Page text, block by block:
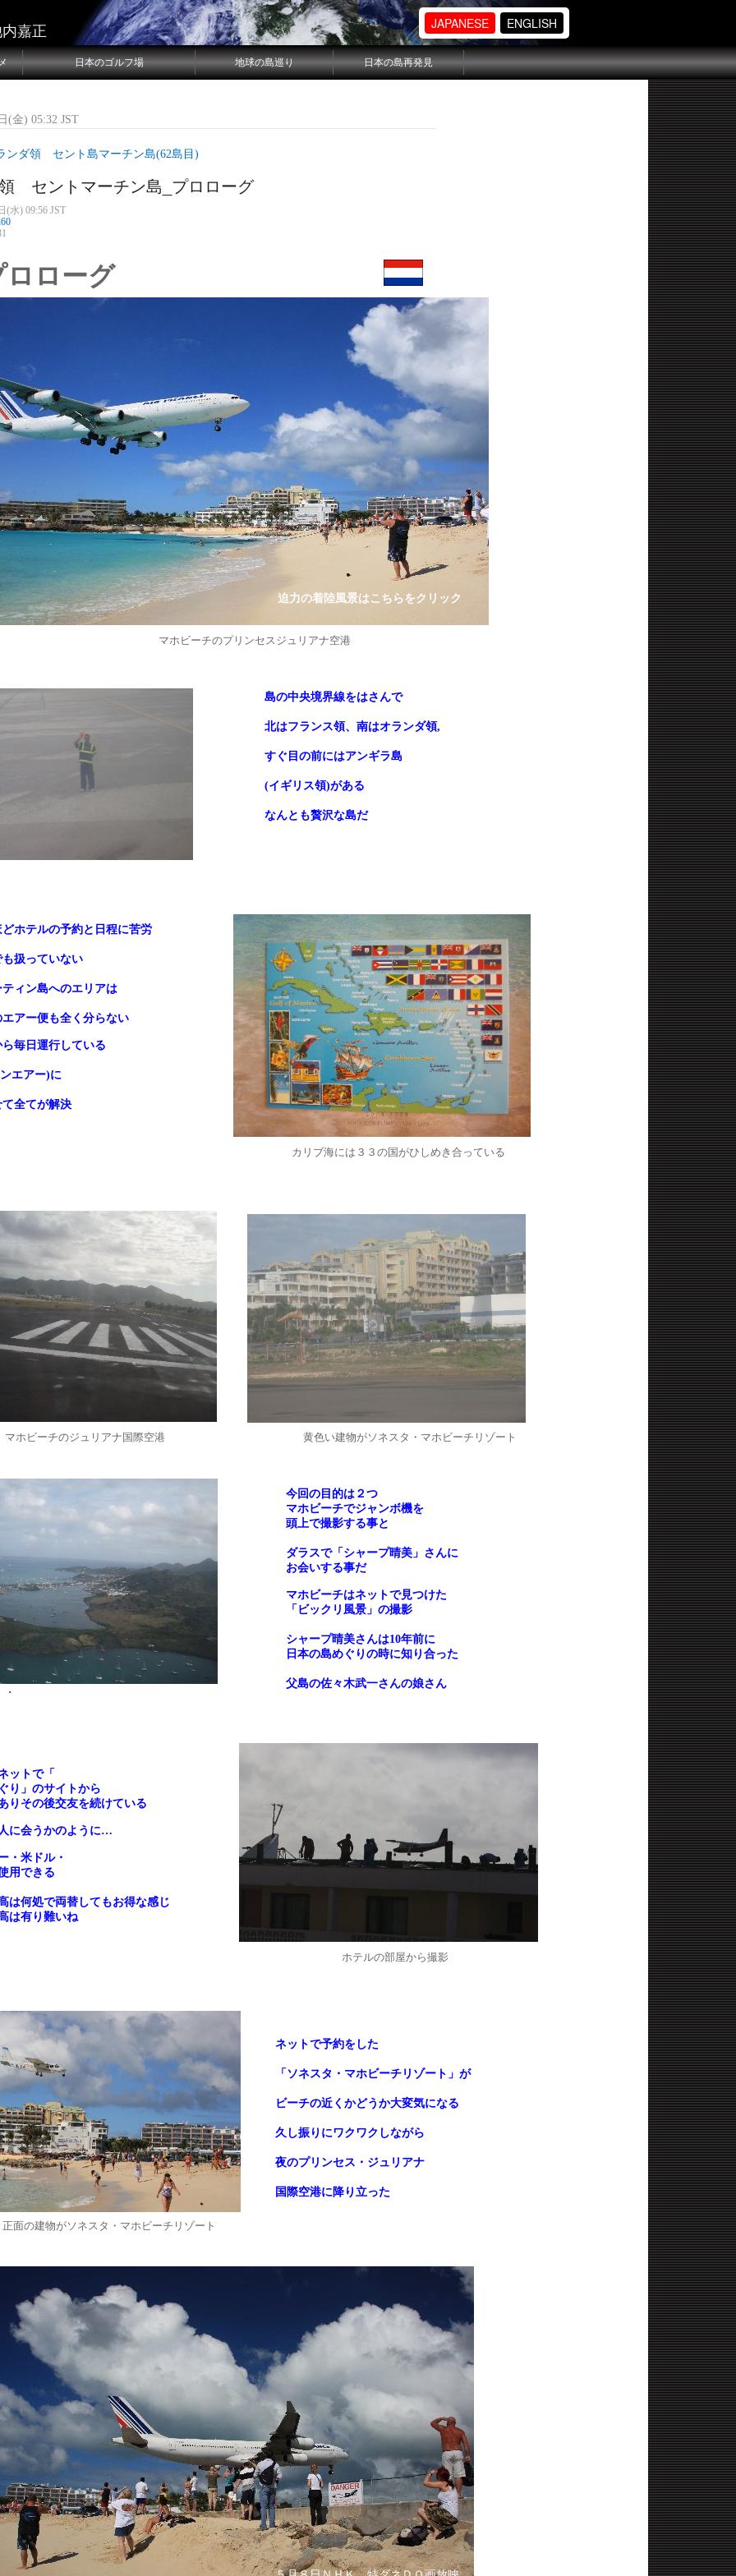
嘉正 JAPANESE ENGLISH
日本のゴルフ場 地球の島巡り 日本の島再発見
(金) 05:32 JST
ンダ領 セント島マーチン島(62島目)
セントマーチン島_プロローグ
(水) 09:56 JST
ットで「
り」のサイトから
りその後交友を続けている
に会うかのように…
・米ドル・
用できる
は何処で両替してもお得な感じ
は有り難いね
マホビーチのジュリアナ国際空港
島の中央境界線をはさんで
北はフランス領、南はオランダ領,
すぐ目の前にはアンギラ島
(イギリス領)がある
なんとも贅沢な島だ
ホテルの予約と日程に苦労
扱っていない
ィン島へのエリアは
アー便も全く分らない
毎日運行している
エアー)に
全てが解決
正面の建物がソネスタ・マホビーチリゾート
ホテルの部屋から撮影
黄色い建物がソネスタ・マホビーチリゾート
今回の目的は２つ
マホビーチでジャンボ機を
頭上で撮影する事と
ダラスで「シャープ晴美」さんに
お会いする事だ
マホビーチはネットで見つけた
「ビックリ風景」の撮影
シャープ晴美さんは10年前に
日本の島めぐりの時に知り合った
父島の佐々木武一さんの娘さん
カリブ海には３３の国がひしめき合っている
マホビーチのプリンセスジュリアナ空港
ロローグ
ネットで予約をした
「ソネスタ・マホビーチリゾート」が
ビーチの近くかどうか大変気になる
久し振りにワクワクしながら
夜のプリンセス・ジュリアナ
国際空港に降り立った
・
迫力の着陸風景はこちらをクリック